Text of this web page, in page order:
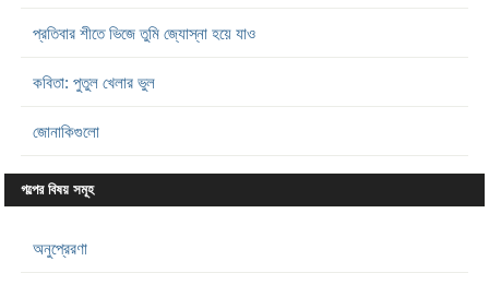
প্রতিবার শীতে ভিজে তুমি জ্যোস্না হয়ে যাও
কবিতা: পুতুল খেলার ভুল
জোনাকিগুলো
গল্পের বিষয় সমূহ
অনুপ্রেরণা